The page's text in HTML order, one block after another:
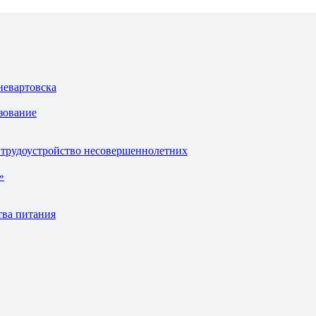
несовершеннолетних
питания